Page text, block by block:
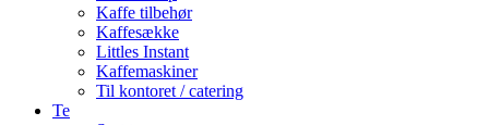
Kaffe tilbehør
Kaffesække
Littles Instant
Kaffemaskiner
Til kontoret / catering
Te